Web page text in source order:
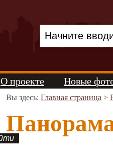
О проекте Новые
Вы здесь: Главная страница >